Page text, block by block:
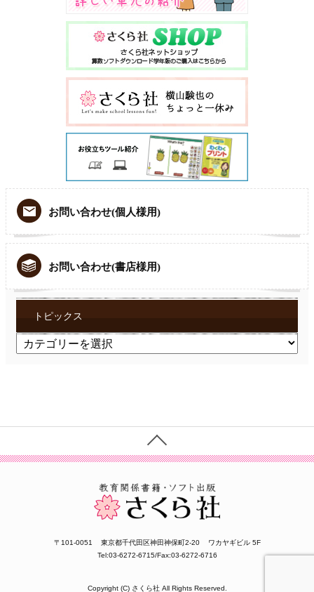
お問い合わせ(個人様用)
お問い合わせ(書店様用)
トピックス
ト
〒101-0051 東京都千代田区神田神保町2-20
ワカヤギビル 5F
Tel:03-6272-6715/Fax:03-6272-6716
Copyright (C) さくら社 All Rights Reserved.